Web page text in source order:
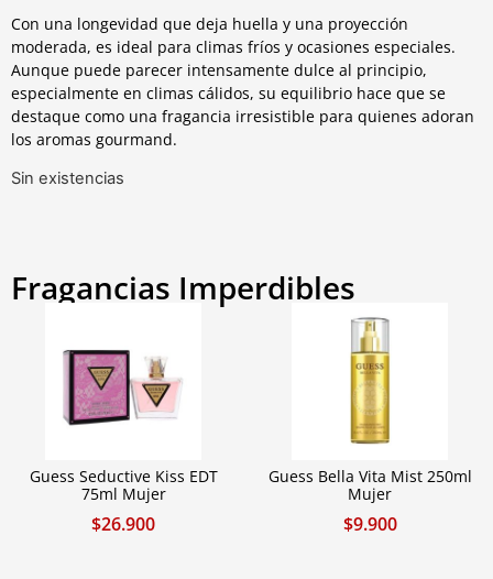
Con una longevidad que deja huella y una proyección
moderada, es ideal para climas fríos y ocasiones especiales.
Aunque puede parecer intensamente dulce al principio,
especialmente en climas cálidos, su equilibrio hace que se
destaque como una fragancia irresistible para quienes adoran
los aromas gourmand.
Sin existencias
Fragancias Imperdibles
Guess Seductive Kiss EDT
75ml Mujer
$26.900
Guess Bella Vita Mist 250ml
Mujer
$9.900